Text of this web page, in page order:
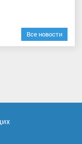
Все новости